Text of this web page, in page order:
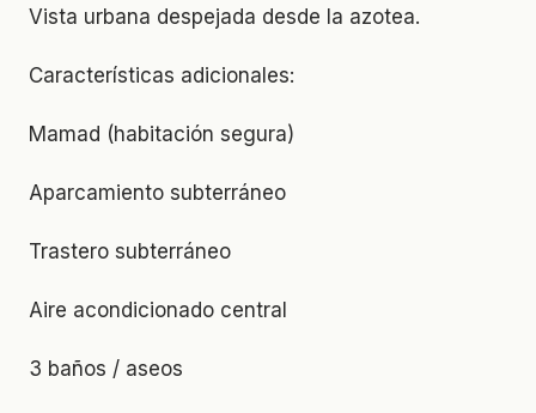
Vista urbana despejada desde la azotea.
Características adicionales:
Mamad (habitación segura)
Aparcamiento subterráneo
Trastero subterráneo
Aire acondicionado central
3 baños / aseos